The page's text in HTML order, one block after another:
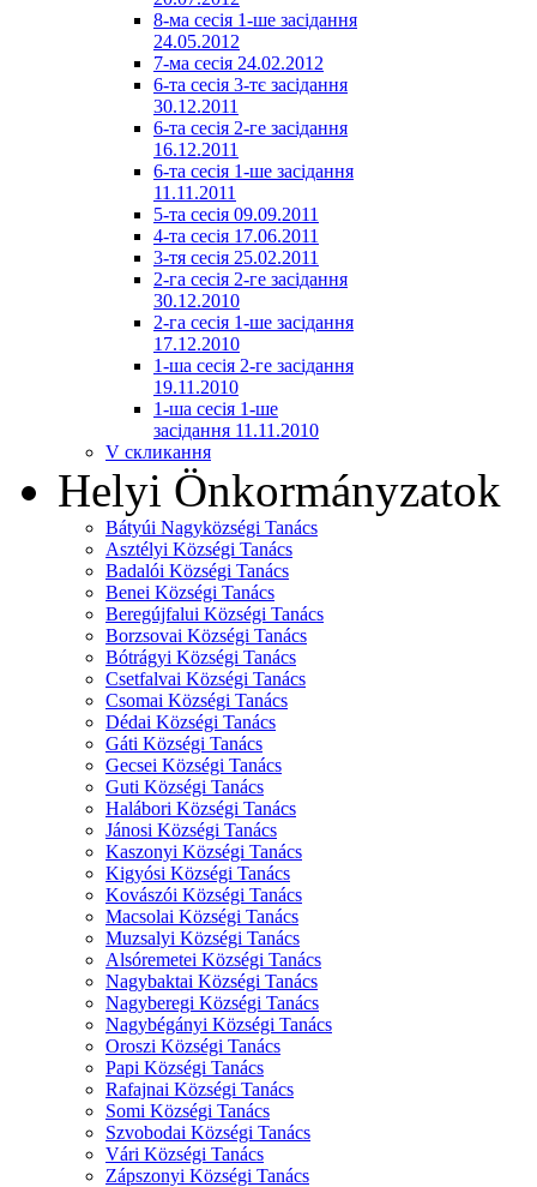
8-ма сесія 1-ше засідання
24.05.2012
7-ма сесія 24.02.2012
6-та сесія 3-тє засідання
30.12.2011
6-та сесія 2-ге засідання
16.12.2011
6-та сесія 1-ше засідання
11.11.2011
5-та сесія 09.09.2011
4-та сесія 17.06.2011
3-тя сесія 25.02.2011
2-га сесія 2-ге засідання
30.12.2010
2-га сесія 1-ше засідання
17.12.2010
1-ша сесія 2-ге засідання
19.11.2010
1-ша сесія 1-ше
засідання 11.11.2010
V скликання
Helyi Önkormányzatok
Bátyúi Nagyközségi Tanács
Asztélyi Községi Tanács
Badalói Községi Tanács
Benei Községi Tanács
Beregújfalui Községi Tanács
Borzsovai Községi Tanács
Bótrágyi Községi Tanács
Csetfalvai Községi Tanács
Csomai Községi Tanács
Dédai Községi Tanács
Gáti Községi Tanács
Gecsei Községi Tanács
Guti Községi Tanács
Halábori Községi Tanács
Jánosi Községi Tanács
Kaszonyi Községi Tanács
Kigyósi Községi Tanács
Kovászói Községi Tanács
Macsolai Községi Tanács
Muzsalyi Községi Tanács
Alsóremetei Községi Tanács
Nagybaktai Községi Tanács
Nagyberegi Községi Tanács
Nagybégányi Községi Tanács
Oroszi Községi Tanács
Papi Községi Tanács
Rafajnai Községi Tanács
Somi Községi Tanács
Szvobodai Községi Tanács
Vári Községi Tanács
Zápszonyi Községi Tanács